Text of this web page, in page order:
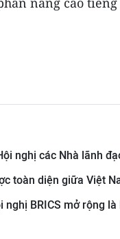
nghị các Nhà lãnh
toàn diện giữa Việt
BRICS mở rộng